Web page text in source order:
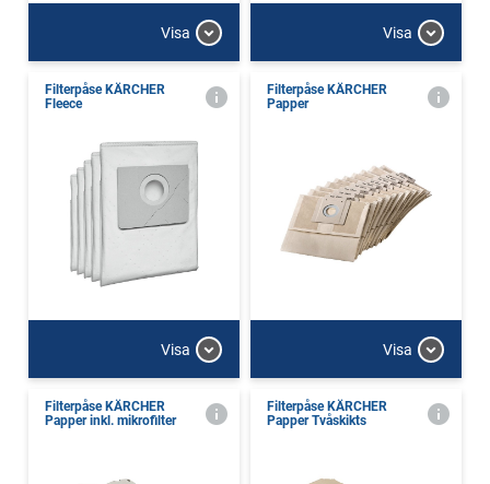
Visa Visa
Filterpåse KÄRCHER
Fleece
Visa
Filterpåse KÄRCHER
Papper
Visa
Filterpåse KÄRCHER
Papper inkl. mikrofilter
Filterpåse KÄRCHER
Papper Tvåskikts